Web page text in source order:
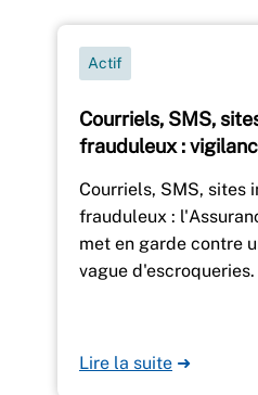
Courriels, SMS,
frauduleux :
Actif
Courriels, SMS, sites
frauduleux :
met en garde contre
vague d'escroqueries.
Lire la suite ➜